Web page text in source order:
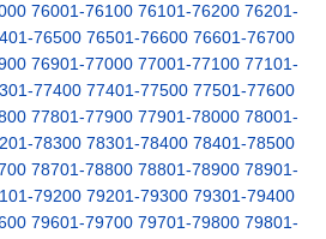
76001-76100 76101-76200 76201-
76500 76501-76600 76601-76700
76901-77000 77001-77100 77101-
77400 77401-77500 77501-77600
77801-77900 77901-78000 78001-
78300 78301-78400 78401-78500
78701-78800 78801-78900 78901-
79200 79201-79300 79301-79400
79601-79700 79701-79800 79801-